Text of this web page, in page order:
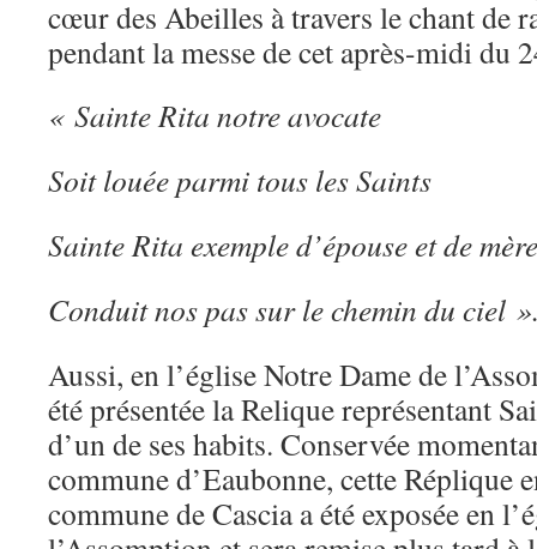
cœur des Abeilles à travers le chant de
pendant la messe de cet après-midi du
« Sainte Rita notre avocate
Soit louée parmi tous les Saints
Sainte Rita exemple d’épouse et de mère
Conduit nos pas sur le chemin du ciel
Aussi, en l’église Notre Dame de
été présentée la Relique représentant
d’un de ses habits. Conservée
commune d’Eaubonne, cette Réplique
commune de Cascia a été exposée en